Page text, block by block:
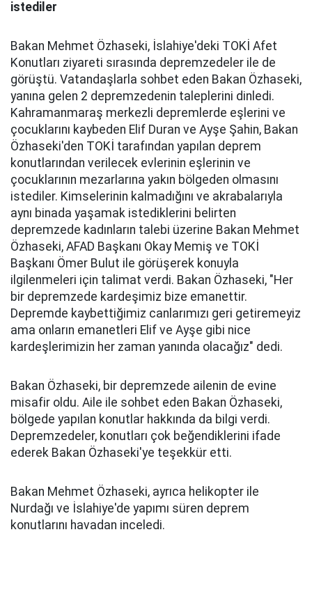
istediler
Bakan Mehmet Özhaseki, İslahiye'deki TOKİ Afet
Konutları ziyareti sırasında depremzedeler ile de
görüştü. Vatandaşlarla sohbet eden Bakan Özhaseki,
yanına gelen 2 depremzedenin taleplerini dinledi.
Kahramanmaraş merkezli depremlerde eşlerini ve
çocuklarını kaybeden Elif Duran ve Ayşe Şahin, Bakan
Özhaseki'den TOKİ tarafından yapılan deprem
konutlarından verilecek evlerinin eşlerinin ve
çocuklarının mezarlarına yakın bölgeden olmasını
istediler. Kimselerinin kalmadığını ve akrabalarıyla
aynı binada yaşamak istediklerini belirten
depremzede kadınların talebi üzerine Bakan Mehmet
Özhaseki, AFAD Başkanı Okay Memiş ve TOKİ
Başkanı Ömer Bulut ile görüşerek konuyla
ilgilenmeleri için talimat verdi. Bakan Özhaseki, "Her
bir depremzede kardeşimiz bize emanettir.
Depremde kaybettiğimiz canlarımızı geri getiremeyiz
ama onların emanetleri Elif ve Ayşe gibi nice
kardeşlerimizin her zaman yanında olacağız" dedi.
Bakan Özhaseki, bir depremzede ailenin de evine
misafir oldu. Aile ile sohbet eden Bakan Özhaseki,
bölgede yapılan konutlar hakkında da bilgi verdi.
Depremzedeler, konutları çok beğendiklerini ifade
ederek Bakan Özhaseki'ye teşekkür etti.
Bakan Mehmet Özhaseki, ayrıca helikopter ile
Nurdağı ve İslahiye'de yapımı süren deprem
konutlarını havadan inceledi.